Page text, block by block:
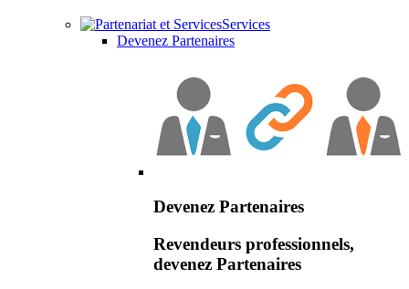
Services
Devenez Partenaires
Devenez Partenaires
Revendeurs professionnels,
devenez Partenaires